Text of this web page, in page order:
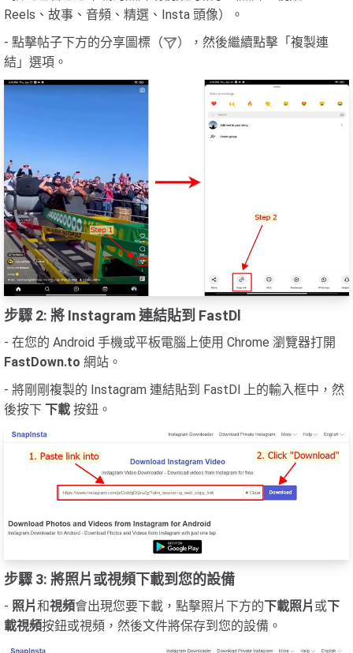
Reels、故事、音頻、精選、Insta 頭像）。
- 點擊帖子下方的分享圖標（
），然後繼續點擊「複製連
結」選項。
步驟 2: 將 Instagram 連結貼到 FastDl
- 在您的 Android 手機或平板電腦上使用 Chrome 瀏覽器打開
FastDown.to 網站。
- 將剛剛複製的 Instagram 連結貼到 FastDl 上的輸入框中，然
後按下 下載 按鈕。
步驟 3: 將照片或視頻下載到您的設備
- 照片和視頻會出現您要下載，點擊照片下方的下載照片 或下
載視頻按鈕或視頻，然後文件將保存到您的設備。